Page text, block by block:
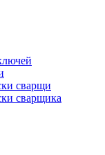
сварщи
сварщика